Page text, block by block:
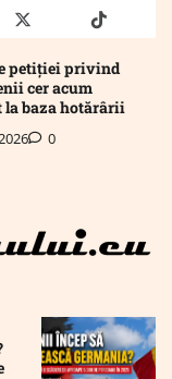
twitter truthtiktok
petiției privind
cer acum
la baza hotărârii
0